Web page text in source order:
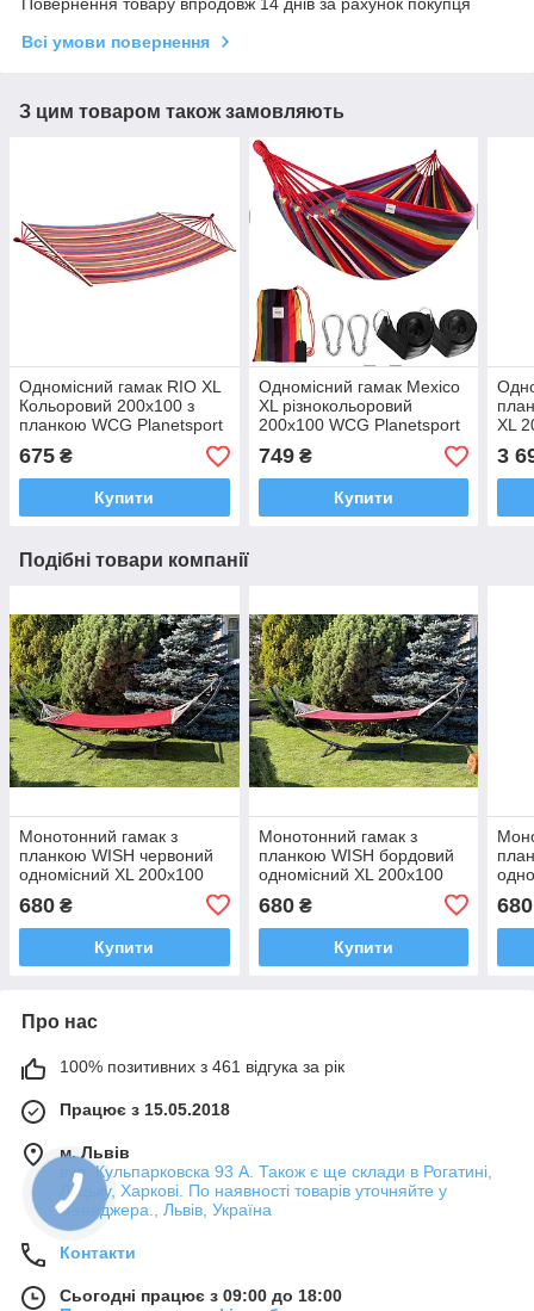
Всі умови повернення
З цим товаром також замовляють
Одномісний гамак RIO XL
Кольоровий 200х100 з
планкою WCG Planetsport
675 ₴
Купити
Одномісний гамак Mexico
XL різнокольоровий
200х100 WCG Planetsport
749₴
Купити
XL
3
Подібні товари компанії
Монотонний гамак з
планкою WISH червоний
одномісний XL 200х100
680 ₴
Купити
Монотонний гамак з
планкою WISH бордовий
одномісний XL 200х100
680₴
Купити
680
Про нас
100% позитивних з 461 відгука за рік
Працює з 15.05.2018
м. Львів
вул. Кульпарковска 93 А. Також є ще склади в Рогатині,
Луцьку, Харкові. По наявності товарів уточняйте у
менеджера., Львів, Україна
Контакти
Сьогодні працює з 09:00 до 18:00